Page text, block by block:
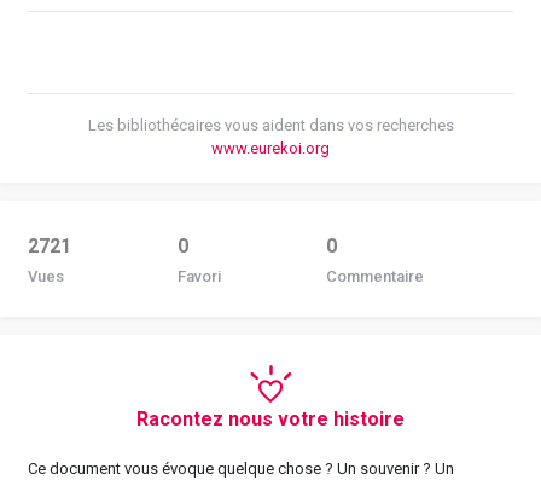
Les bibliothécaires vous aident dans vos recherches
www.eurekoi.org
2721
Vues
0
Favori
0
Commentaire
Racontez nous votre histoire
Ce document vous évoque quelque chose ? Un souvenir ? Un